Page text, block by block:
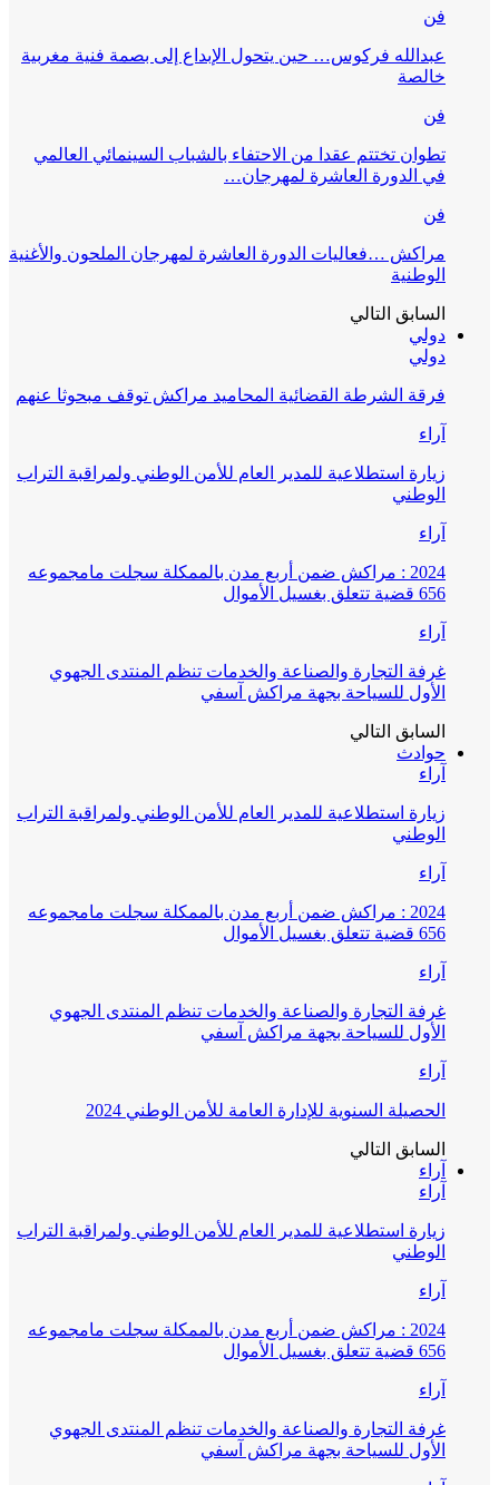
فن
عبدالله فركوس… حين يتحول الإبداع إلى بصمة فنية مغربية
خالصة
فن
تطوان تختتم عقدا من الاحتفاء بالشباب السينمائي العالمي
في الدورة العاشرة لمهرجان…
فن
مراكش …فعاليات الدورة العاشرة لمهرجان الملحون والأغنية
الوطنية
السابق التالي
دولي
دولي
فرقة الشرطة القضائية المحاميد مراكش توقف مبحوثا عنهم
آراء
زيارة استطلاعية للمدير العام للأمن الوطني ولمراقبة التراب
الوطني
آراء
2024 : مراكش ضمن أربع مدن بالممكلة سجلت مامجموعه
656 قضية تتعلق بغسيل الأموال
آراء
غرفة التجارة والصناعة والخدمات تنظم المنتدى الجهوي
الأول للسياحة بجهة مراكش آسفي
السابق التالي
حوادث
آراء
زيارة استطلاعية للمدير العام للأمن الوطني ولمراقبة التراب
الوطني
آراء
2024 : مراكش ضمن أربع مدن بالممكلة سجلت مامجموعه
656 قضية تتعلق بغسيل الأموال
آراء
غرفة التجارة والصناعة والخدمات تنظم المنتدى الجهوي
الأول للسياحة بجهة مراكش آسفي
آراء
الحصيلة السنوية للإدارة العامة للأمن الوطني 2024
السابق التالي
آراء
آراء
زيارة استطلاعية للمدير العام للأمن الوطني ولمراقبة التراب
الوطني
آراء
2024 : مراكش ضمن أربع مدن بالممكلة سجلت مامجموعه
656 قضية تتعلق بغسيل الأموال
آراء
غرفة التجارة والصناعة والخدمات تنظم المنتدى الجهوي
الأول للسياحة بجهة مراكش آسفي